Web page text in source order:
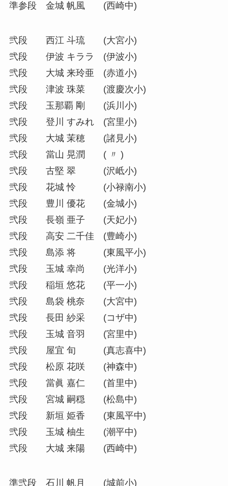
準参段 金城 帆風 (西崎中)
弐段 西江 斗琉 (大宮小)
弐段 伊波 キララ (伊波小)
弐段 大城 来玲亜 (赤道小)
弐段 津波 珠菜 (渡慶次小)
弐段 玉那覇 剛 (浜川小)
弐段 登川 すみれ (宮里小)
弐段 大城 茉穂 (諸見小)
弐段 當山 晃潤 ( 〃 )
弐段 古堅 翠 (沢岻小)
弐段 花城 怜 (小禄南小)
弐段 豊川 優花 (金城小)
弐段 長嶺 亜子 (天妃小)
弐段 高安 二千佳 (豊崎小)
弐段 島添 将 (東風平小)
弐段 玉城 幸尚 (光洋小)
弐段 稲垣 悠花 (平一小)
弐段 島袋 桃奈 (大宮中)
弐段 長田 紗采 (コザ中)
弐段 玉城 音羽 (宮里中)
弐段 屋宜 旬 (真志喜中)
弐段 松原 花咲 (神森中)
弐段 當眞 嘉仁 (首里中)
弐段 宮城 嗣穏 (松島中)
弐段 新垣 姫香 (東風平中)
弐段 玉城 柚生 (潮平中)
弐段 大城 来陽 (西崎中)
準弐段 石川 帆月 (城前小)